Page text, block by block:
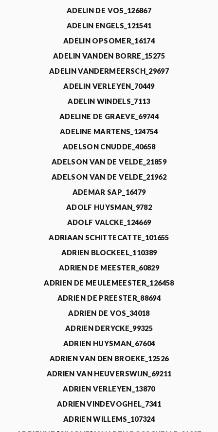
ADELIN DE VOS_126867
ADELIN ENGELS_121541
ADELIN OPSOMER_16174
ADELIN VANDEN BORRE_15275
ADELIN VANDERMEERSCH_29697
ADELIN VERLEYEN_70449
ADELIN WINDELS_7113
ADELINE DE GRAEVE_69744
ADELINE MARTENS_124754
ADELSON CNUDDE_40658
ADELSON VAN DE VELDE_21859
ADELSON VAN DE VELDE_21962
ADEMAR SAP_16479
ADOLF HUYSMAN_9782
ADOLF VALCKE_124669
ADRIAAN SCHITTECATTE_101655
ADRIEN BLOCKEEL_110389
ADRIEN DE MEESTER_60829
ADRIEN DE MEULEMEESTER_126458
ADRIEN DE PREESTER_88694
ADRIEN DE VOS_34018
ADRIEN DERYCKE_99325
ADRIEN HUYSMAN_67604
ADRIEN VAN DEN BROEKE_12526
ADRIEN VAN HEUVERSWIJN_69211
ADRIEN VERLEYEN_13870
ADRIEN VINDEVOGHEL_7341
ADRIEN WILLEMS_107324